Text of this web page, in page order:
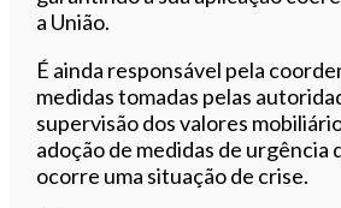
a União.
É ainda responsável pela
medidas tomadas pelas
supervisão dos valores
adoção de medidas de urgência
ocorre uma situação de crise.